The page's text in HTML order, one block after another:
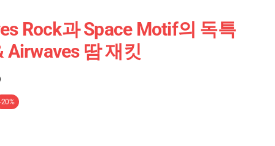
Rock과 Space Motif의 독특
Airwaves 땀 재킷
-20%